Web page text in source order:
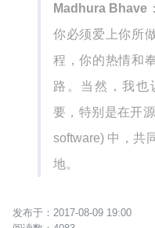
Madhura Bhave
你必须爱上你所
程，你的热情和
路。当然，我也
要，特别是在开
software) 中，共
地。
2017-08-09 19:00